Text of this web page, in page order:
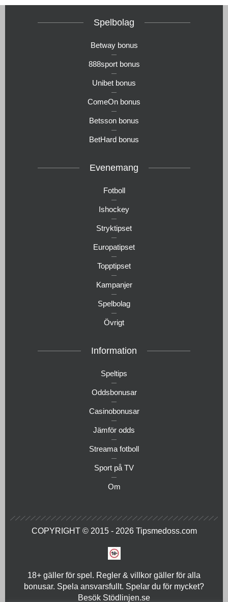
Spelbolag
Betway bonus
888sport bonus
Unibet bonus
ComeOn bonus
Betsson bonus
BetHard bonus
Evenemang
Fotboll
Ishockey
Stryktipset
Europatipset
Topptipset
Kampanjer
Spelbolag
Övrigt
Information
Speltips
Oddsbonusar
Casinobonusar
Jämför odds
Streama fotboll
Sport på TV
Om
COPYRIGHT © 2015 - 2026 Tipsmedoss.com
18+ gäller för spel. Regler & villkor gäller för alla
bonusar. Spela ansvarsfullt. Spelar du för mycket?
Besök Stödlinjen.se